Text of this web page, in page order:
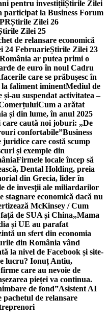
pentru investițiiȘtirile Zilei
participat la Business Forum
Știrile Zilei 26
Zilei 25
de relansare economică
24 FebruarieȘtirile Zilei 23
România ar putea primi o
de euro în noul Cadru
care se prăbușesc în
faliment iminentMediul de
au suspendat activitatea –
Cum a arătat
și din lume, în anul 2025
caută noi joburi: „De
confortabile”Business
juridice care costă scump
și exemple din
Firmele locale încep să
Dental Holding, preia
din Grecia, lider în
de invesţii ale miliardarilor
stagnare economică dacă nu
McKinsey / Cum
de SUA și China„Mama
și UE au parafat
un sfert din economia
din România vând
la nivel de Facebook și site-
lucru? Ionuț Antiu,
care au nevoie de
pieței va continua.
de fond”Asistent AI
pachetul de relansare